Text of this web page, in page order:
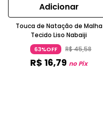
Adicionar
Touca de Natação de Malha
Tecido Liso Nabaiji
63%OFF R$45,58
R$ 16,79 no Pix